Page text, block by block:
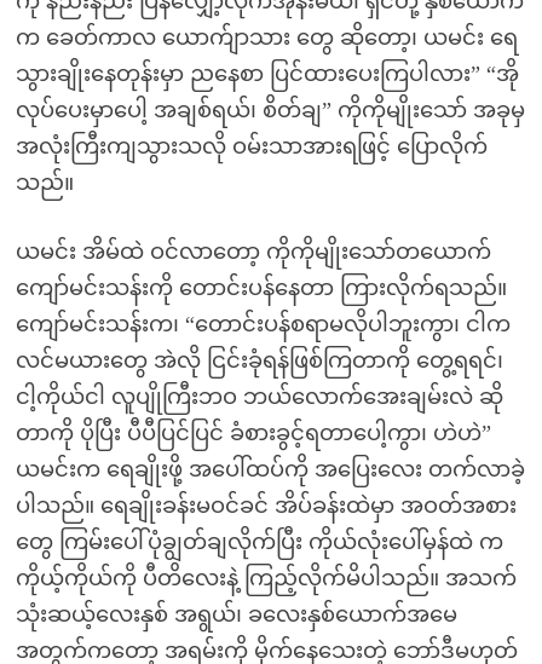
က ခေတ်ကာလ ယောက်ျာသား တွေ ဆိုတော့၊ ယမင်း ရေ
သွားချိုးနေတုန်းမှာ ညနေစာ ပြင်ထားပေးကြပါလား” “အို
လုပ်ပေးမှာပေါ့ အချစ်ရယ်၊ စိတ်ချ” ကိုကိုမျိုးသော် အခုမှ
အလုံးကြီးကျသွားသလို ဝမ်းသာအားရဖြင့် ပြောလိုက်
သည်။
ယမင်း အိမ်ထဲ ဝင်လာတော့ ကိုကိုမျိုးသော်တယောက်
ကျော်မင်းသန်းကို တောင်းပန်နေတာ ကြားလိုက်ရသည်။
ကျော်မင်းသန်းက၊ “တောင်းပန်စရာမလိုပါဘူးကွာ၊ ငါက
လင်မယားတွေ အဲလို ငြင်းခုံရန်ဖြစ်ကြတာကို တွေ့ရရင်၊
ငါ့ကိုယ်ငါ လူပျိုကြီးဘဝ ဘယ်လောက်အေးချမ်းလဲ ဆို
တာကို ပိုပြီး ပီပီပြင်ပြင် ခံစားခွင့်ရတာပေါ့ကွာ၊ ဟဲဟဲ”
ယမင်းက ရေချိုးဖို့ အပေါ်ထပ်ကို အပြေးလေး တက်လာခဲ့
ပါသည်။ ရေချိုးခန်းမဝင်ခင် အိပ်ခန်းထဲမှာ အဝတ်အစား
တွေ ကြမ်းပေါ်ပုံချွတ်ချလိုက်ပြီး ကိုယ်လုံးပေါ်မှန်ထဲ က
ကိုယ့်ကိုယ်ကို ပီတိလေးနဲ့ ကြည့်လိုက်မိပါသည်။ အသက်
သုံးဆယ့်လေးနှစ် အရွယ်၊ ခလေးနှစ်ယောက်အမေ
အတွက်ကတော့ အရမ်းကို မိုက်နေသေးတဲ့ ဘော်ဒီမဟုတ်